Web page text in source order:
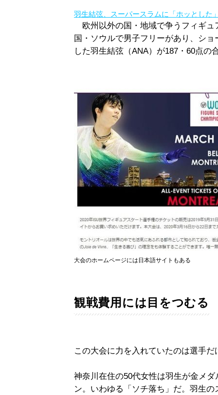
羽生結弦、スーパースラムに「ホッとし
欧州以外の国・地域で争うフィギュ
国・ソウルで男子フリーがあり、シ
した羽生結弦（ANA）が187・60点の
大会のホームページには日本語サイトもある
観戦費用には目をつむる
この大会に力を入れていたのは選手だ
神奈川在住の50代女性は羽生が金メ
ン。いわゆる「ソチ落ち」だ。羽生